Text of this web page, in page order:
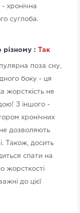
хронічна
суглоба.
різному : Так
поза сну,
боку - ця
жорсткість не
З іншого -
хронічних
дозволяють
Також, досить
спати на
жорсткості
до цієї